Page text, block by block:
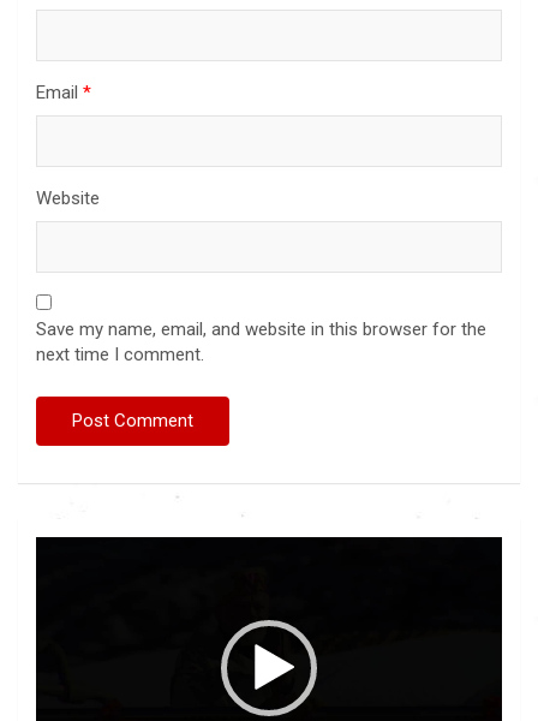
Email *
Website
Save my name, email, and website in this browser for the
next time I comment.